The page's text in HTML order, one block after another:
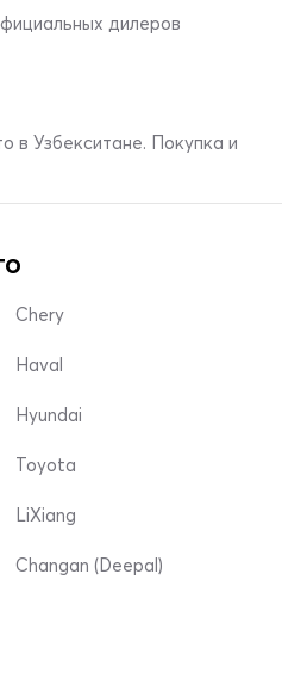
дилеров
в Узбекситане. Покупка и
Chery
Haval
Hyundai
Toyota
LiXiang
Changan (Deepal)